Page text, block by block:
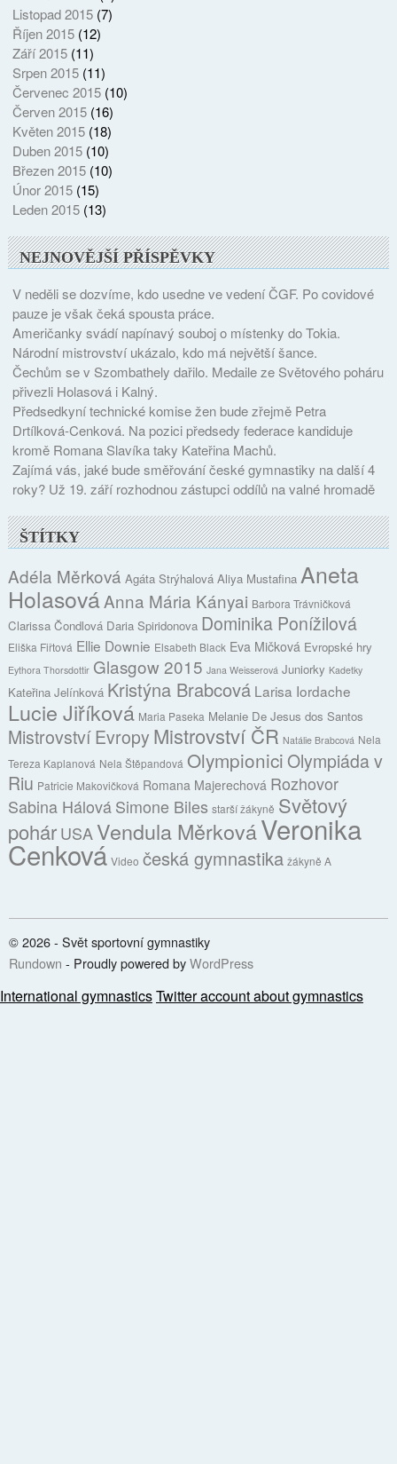
Listopad 2015(7)
Říjen 2015(12)
Září 2015(11)
Srpen 2015(11)
Červenec 2015(10)
Červen 2015(16)
Květen 2015(18)
Duben 2015(10)
Březen 2015(10)
Únor 2015(15)
Leden 2015(13)
NEJNOVĚJŠÍ PŘÍSPĚVKY
V neděli se dozvíme, kdo usedne ve vedení ČGF. Po covidové
pauze je však čeká spousta práce.
Američanky svádí napínavý souboj o místenky do Tokia.
Národní mistrovství ukázalo, kdo má největší šance.
Čechům se v Szombathely dařilo. Medaile ze Světového poháru
přivezli Holasová i Kalný.
Předsedkyní technické komise žen bude zřejmě Petra
Drtílková-Cenková. Na pozici předsedy federace kandiduje
kromě Romana Slavíka taky Kateřina Machů.
Zajímá vás, jaké bude směřování české gymnastiky na další 4
roky? Už 19. září rozhodnou zástupci oddílů na valné hromadě
ŠTÍTKY
Adéla Měrková Agáta Strýhalová Aliya Mustafina Aneta
HolasováAnna Mária Kányai Barbora Trávničková
Clarissa Čondlová Daria Spiridonova Dominika Ponížilová
Eliška Fiřtová Ellie Downie Elsabeth Black Eva Mičková Evropské hry
Eythora Thorsdottir Glasgow 2015 Jana Weisserová Juniorky Kadetky
Kateřina Jelínková Kristýna Brabcová Larisa Iordache
Lucie Jiříková Maria Paseka Melanie De Jesus dos Santos
Mistrovství Evropy Mistrovství ČR Natálie Brabcová Nela
Tereza Kaplanová Nela Štěpandová OlympioniciOlympiáda v
Riu Patricie Makovičková Romana Majerechová Rozhovor
Sabina HálováSimone Biles starší žákyně Světový
pohárUSA Vendula MěrkováVeronika
Cenková Video česká gymnastika žákyně A
© 2026 - Svět sportovní gymnastiky
Rundown - Proudly powered byWordPress
International gymnasticsTwitter account about gymnastics